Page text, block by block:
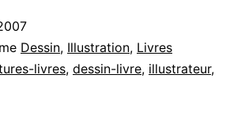
Dessin, Illustration, Livres
livres, dessin-livre, illustrateur,